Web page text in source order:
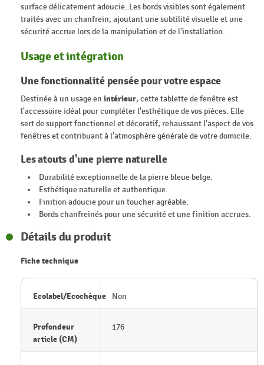
surface délicatement adoucie. Les bords visibles sont également
traités avec un chanfrein, ajoutant une subtilité visuelle et une
sécurité accrue lors de la manipulation et de l'installation.
Usage et intégration
Une fonctionnalité pensée pour votre espace
Destinée à un usage en intérieur, cette tablette de fenêtre est
l'accessoire idéal pour compléter l'esthétique de vos pièces. Elle
sert de support fonctionnel et décoratif, rehaussant l'aspect de vos
fenêtres et contribuant à l'atmosphère générale de votre domicile.
Les atouts d'une pierre naturelle
Durabilité exceptionnelle de la pierre bleue belge.
Esthétique naturelle et authentique.
Finition adoucie pour un toucher agréable.
Bords chanfreinés pour une sécurité et une finition accrues.
Détails du produit
Fiche technique
Ecolabel/Ecochèque Non
Profondeur
article (CM)
176